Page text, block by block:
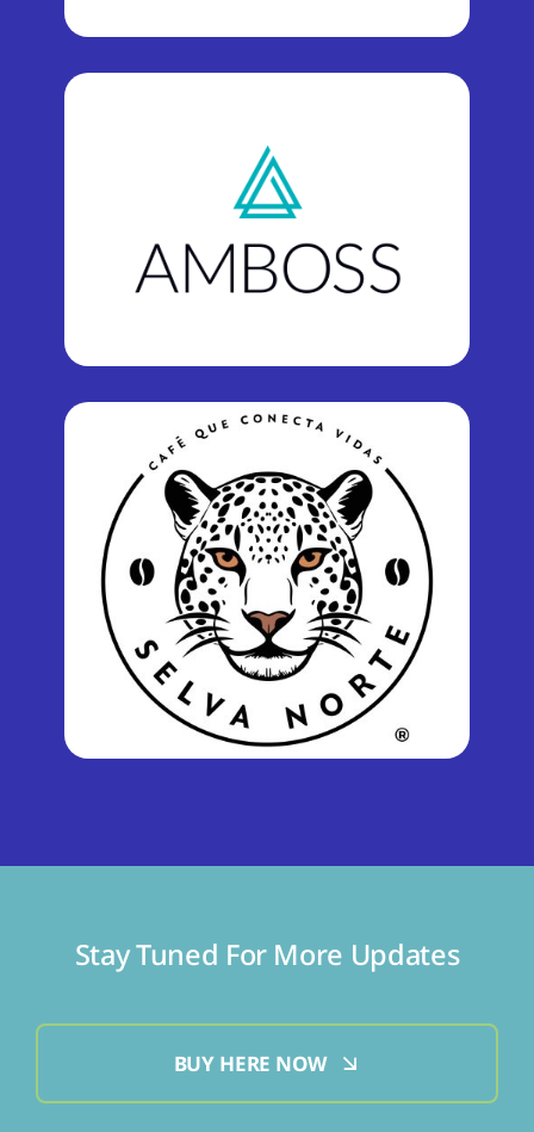
Stay Tuned For More Updates
BUY HERE NOW